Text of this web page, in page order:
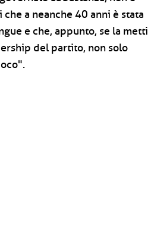
a neanche 40 anni è stata
e che, appunto, se la metti
del partito, non solo